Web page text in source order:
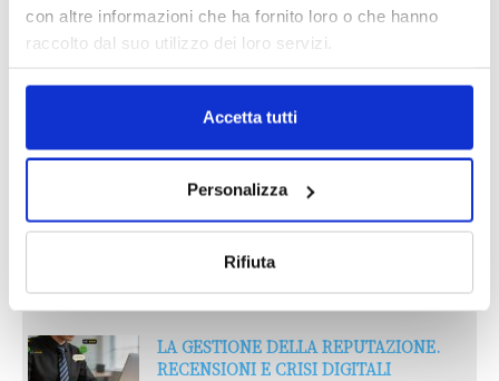
con altre informazioni che ha fornito loro o che hanno
raccolto dal suo utilizzo dei loro servizi.
Accetta tutti
Personalizza
Rifiuta
Reclami e sanzioni 2025
30 Giugno 2026
LA GESTIONE DELLA REPUTAZIONE.
RECENSIONI E CRISI DIGITALI